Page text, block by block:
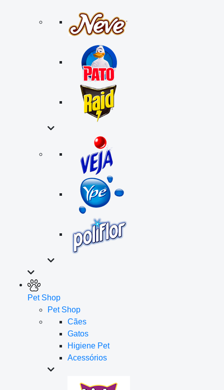
Pet Shop
Pet Shop
Cães
Gatos
Higiene Pet
Acessórios